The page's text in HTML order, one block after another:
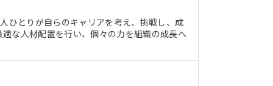
ひとりが自らのキャリアを考え、挑戦し、成
な人材配置を行い、個々の力を組織の成長へ